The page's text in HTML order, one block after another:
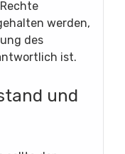
werden,
des
ist.
und